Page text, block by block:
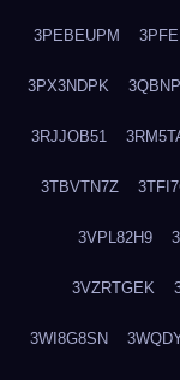
3PEBEUPM
3PX3NDPK
3RJJOB51
3TBVTN7Z
3VPL82H9
3VZRTGEK
3WI8G8SN